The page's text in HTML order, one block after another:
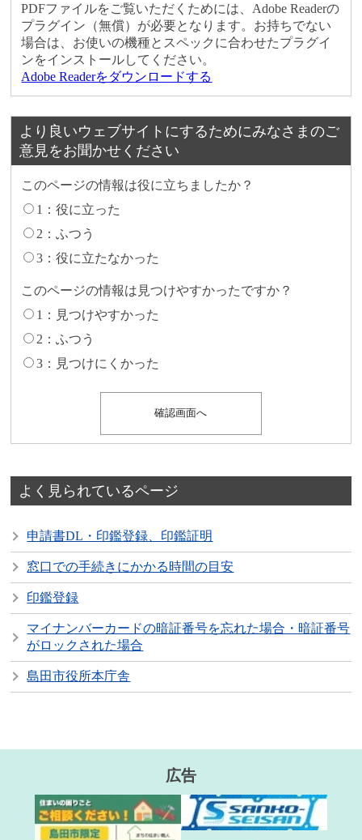
PDFファイルをご覧いただくためには、Adobe Readerの
プラグイン（無償）が必要となります。お持ちでない
場合は、お使いの機種とスペックに合わせたプラグイ
ンをインストールしてください。
Adobe Readerをダウンロードする
より良いウェブサイトにするためにみなさまのご
意見をお聞かせください
このページの情報は役に立ちましたか？
1：役に立った
2：ふつう
3：役に立たなかった
このページの情報は見つけやすかったですか？
1：見つけやすかった
2：ふつう
3：見つけにくかった
よく見られているページ
申請書DL・印鑑登録、印鑑証明
窓口での手続きにかかる時間の目安
印鑑登録
マイナンバーカードの暗証番号を忘れた場合・暗証番号
がロックされた場合
島田市役所本庁舎
広告